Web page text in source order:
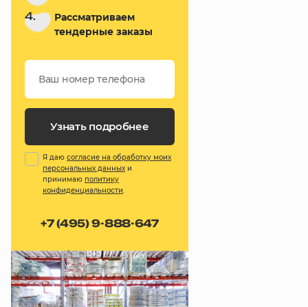
4.
Рассматриваем
тендерные заказы
Узнать подробнее
Я даю согласие на обработку моих
персональных данных и
принимаю политику
конфиденциальности.
+7 (495) 9-888-647